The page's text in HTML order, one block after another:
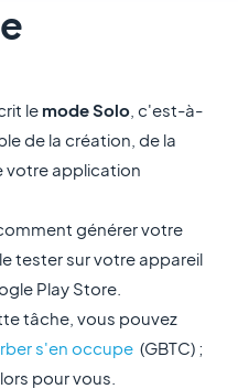
le mode Solo, c'est-à-
de la création, de la
votre application
générer votre
tester sur votre appareil
Play Store.
tâche, vous pouvez
s'en occupe(GBTC) ;
pour vous.